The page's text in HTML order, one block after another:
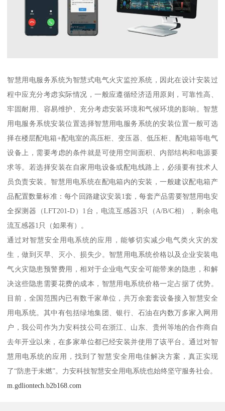
智慧用电服务系统为智慧式电气火灾监控系统，因此在设计安装过
程中应充分考虑实际情况，一般应遵循经济适用原则，可靠性高、
牢固耐用、容易维护、充分考虑安装环境和气候环境的影响。智慧
用电服务系统安装位置选择智慧用电服务系统的安装位置一般可选
择在楼层配电箱+配电室的高压柜、变压器、低压柜、配电箱等电气
设备上，需要考虑的条件就是可使用空间面积、内部结构和电源要
求等。若选择安装在自家用电设备或配电线路上，必须要有技术人
员负责安装。智慧用电系统在配电箱内的安装，一般建议配电箱产
品配置数量标准：每个回路建议安装1套，每套产品需要智慧用电安
全探测器（LFT201-D）1台，电流互感器3只（A/B/C相），剩余电
流互感器1只（如果有）。
通过对智慧安全用电系统的应用，能够切实减少电气类火灾的发
生，做到灭早、灭小、损失少。智慧用电系统价格以及企业安装电
气火灾隐患预警费用，相对于企业电气安全可能带来的隐患，和解
决这些隐患需要花费的成本，智慧用电系统价格一定占据了优势。
目前，全国范围内已有数千家单位，共万余套套设备接入智慧安全
用电系统。其中有包括绿地集团、银行、石油在内数万多家入网用
户，我公司作为力安科技公司在浙江、山东、贵州等地的合作商自
去年开业以来，在多家单位都已经安装并使用了该平台。通过对智
慧用电系统的应用，找到了智慧安全用电佳解决方案，真正实现
了“防患于未燃”。力安科技智慧安全用电系统也始终坚守服务社会。
m.gdliontech.b2b168.com